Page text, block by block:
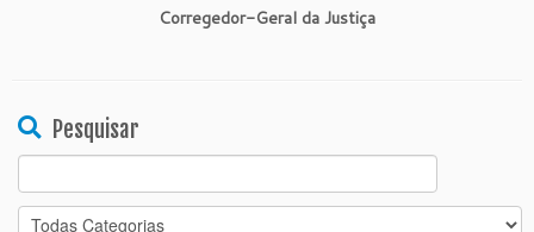
Corregedor-Geral da Justiça
Pesquisar
Search
for: